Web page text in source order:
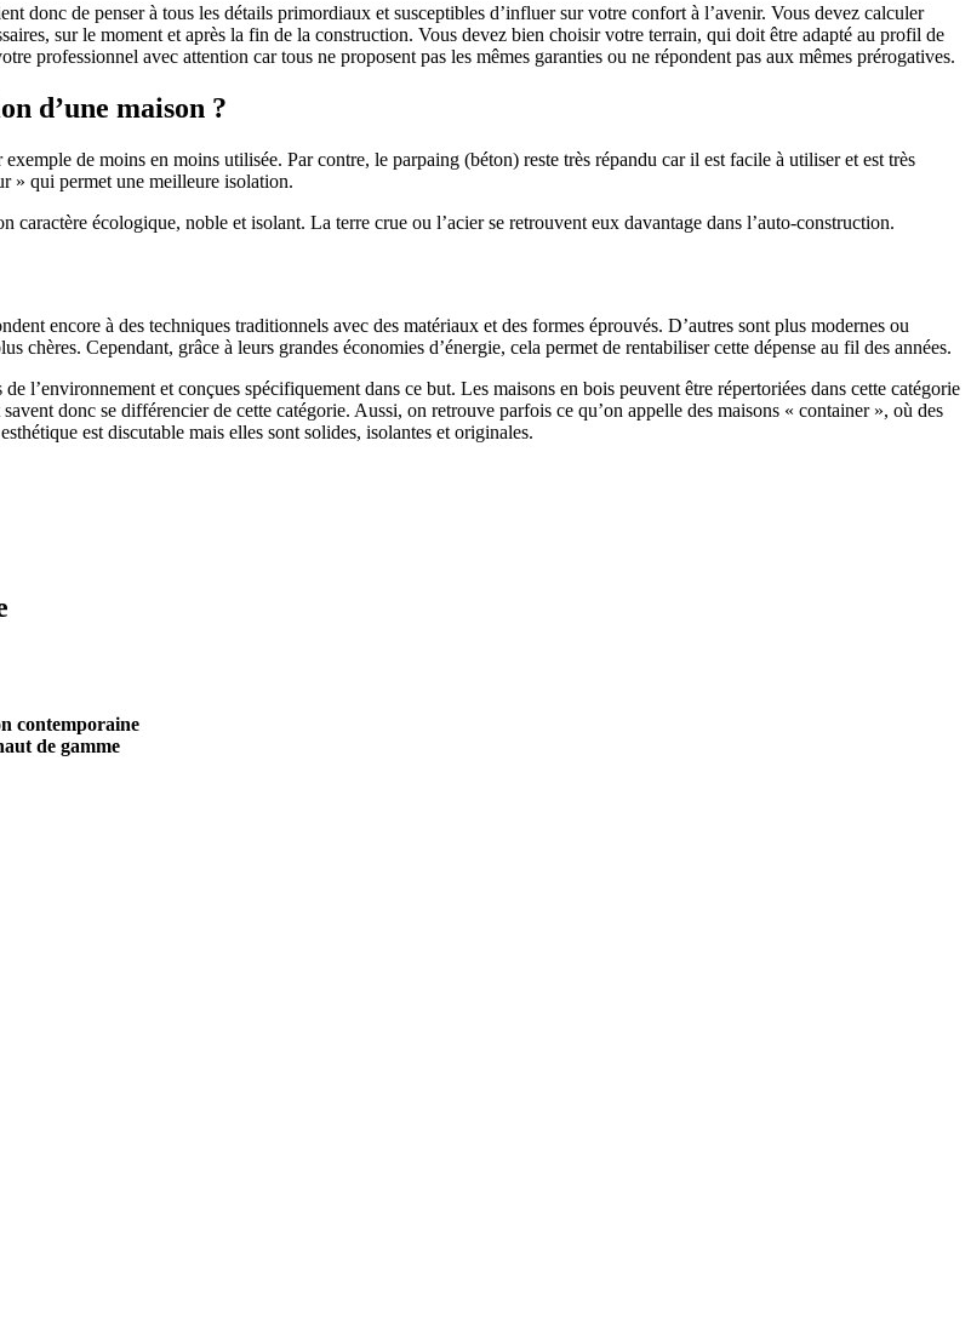
donc de penser à tous les détails primordiaux et susceptibles d’influer sur votre confort à l’avenir. Vous devez calculer
sur le moment et après la fin de la construction. Vous devez bien choisir votre terrain, qui doit être adapté au profil de
professionnel avec attention car tous ne proposent pas les mêmes garanties ou ne répondent pas aux mêmes prérogatives.
d’une maison ?
de moins en moins utilisée. Par contre, le parpaing (béton) reste très répandu car il est facile à utiliser et est très
» qui permet une meilleure isolation.
écologique, noble et isolant. La terre crue ou l’acier se retrouvent eux davantage dans l’auto-construction.
encore à des techniques traditionnels avec des matériaux et des formes éprouvés. D’autres sont plus modernes ou
chères. Cependant, grâce à leurs grandes économies d’énergie, cela permet de rentabiliser cette dépense au fil des années.
l’environnement et conçues spécifiquement dans ce but. Les maisons en bois peuvent être répertoriées dans cette catégorie
donc se différencier de cette catégorie. Aussi, on retrouve parfois ce qu’on appelle des maisons « container », où des
est discutable mais elles sont solides, isolantes et originales.
contemporaine
de gamme